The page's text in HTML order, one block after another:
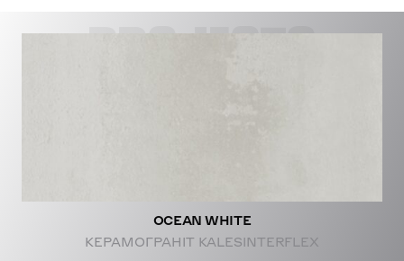
PROJECTS
OCEAN WHITE
КЕРАМОГРАНІТ KALESINTERFLEX